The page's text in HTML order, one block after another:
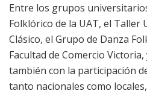
Entre los grupos
Folklórico de la UAT, el Taller
Clásico, el Grupo de Danza
Facultad de Comercio
también con la participación
tanto nacionales como